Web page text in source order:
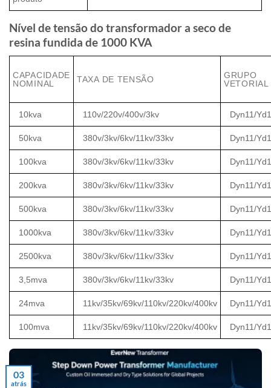
Nível de tensão do transformador a seco de
resina fundida de 1000 KVA
CAPACIDADE
NOMINAL
TAXA DE TENSÃO
GRUPO
VETORIAL
10kva 110v/220v/400v/3kv Dyn11/
50kva 380v/3kv/6kv/11kv/33kv Dyn11/
100kva 380v/3kv/6kv/11kv/33kv Dyn11/
200kva 380v/3kv/6kv/11kv/33kv Dyn11/
500kva 380v/3kv/6kv/11kv/33kv Dyn11/
1000kva 380v/3kv/6kv/11kv/33kv Dyn11/
2500kva 380v/3kv/6kv/11kv/33kv Dyn11/
3,5mva 380v/3kv/6kv/11kv/33kv Dyn11/
24mva 11kv/35kv/69kv/110kv/220kv/400kv Dyn11/
100mva 11kv/35kv/69kv/110kv/220kv/400kv Dyn11/
03
atrás